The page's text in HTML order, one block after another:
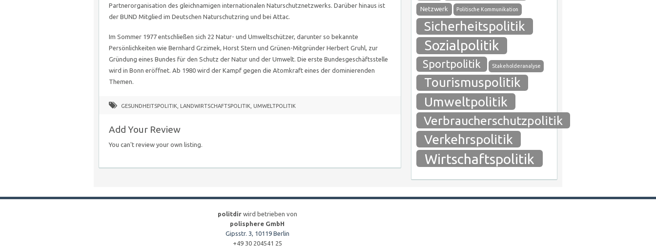
Partnerorganisation des gleichnamigen internationalen Naturschutznetzwerks. Darüber hinaus ist
der BUND Mitglied im Deutschen Naturschutzring und bei Attac.
Im Sommer 1977 entschließen sich 22 Natur- und Umweltschützer, darunter so bekannte
Persönlichkeiten wie Bernhard Grzimek, Horst Stern und Grünen-Mitgründer Herbert Gruhl, zur
Gründung eines Bundes für den Schutz der Natur und der Umwelt. Die erste Bundesgeschäftsstelle
wird in Bonn eröffnet. Ab 1980 wird der Kampf gegen die Atomkraft eines der dominierenden
Themen.
GESUNDHEITSPOLITIK LANDWIRTSCHAFTSPOLITIK UMWELTPOLITIK
Add Your Review
You can't review your own listing.
Netzwerk Politische Kommunikation
Sicherheitspolitik
Sozialpolitik
Sportpolitik Stakeholderanalyse
Tourismuspolitik
Umweltpolitik
Verbraucherschutzpolitik
Verkehrspolitik
Wirtschaftspolitik
politdirwird betrieben von
polisphere GmbH
Gipsstr. 3, 10119 Berlin
+49 30 204541 25